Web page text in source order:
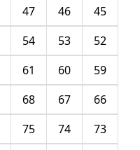
45
46
47
52
53
54
59
60
61
66
67
68
73
74
75